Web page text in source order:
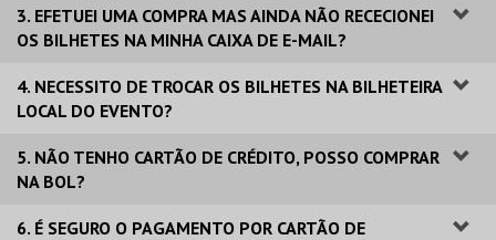
3. EFETUEI UMA COMPRA MAS AINDA NÃO RECECIONEI
OS BILHETES NA MINHA CAIXA DE E-MAIL?
4. NECESSITO DE TROCAR OS BILHETES NA BILHETEIRA
LOCAL DO EVENTO?
5. NÃO TENHO CARTÃO DE CRÉDITO, POSSO COMPRAR
NA BOL?
6. É SEGURO O PAGAMENTO POR CARTÃO DE